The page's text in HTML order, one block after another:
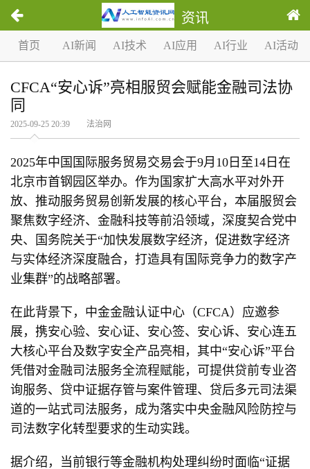
资讯
首页 AI新闻 AI技术 AI应用 AI行业 AI活动
CFCA“安心诉”亮相服贸会赋能金融司法协
同
2025-09-25 20:39 法治网
2025年中国国际服务贸易交易会于9月10日至14日在
北京市首钢园区举办。作为国家扩大高水平对外开
放、推动服务贸易创新发展的核心平台，本届服贸会
聚焦数字经济、金融科技等前沿领域，深度契合党中
央、国务院关于“加快发展数字经济，促进数字经济
与实体经济深度融合，打造具有国际竞争力的数字产
业集群”的战略部署。
在此背景下，中金金融认证中心（CFCA）应邀参
展，携安心验、安心证、安心签、安心诉、安心连五
大核心平台及数字安全产品亮相，其中“安心诉”平台
凭借对金融司法服务全流程赋能，可提供贷前专业咨
询服务、贷中证据存管与案件管理、贷后多元司法渠
道的一站式司法服务，成为落实中央金融风险防控与
司法数字化转型要求的生动实践。
据介绍，当前银行等金融机构处理纠纷时面临“证据